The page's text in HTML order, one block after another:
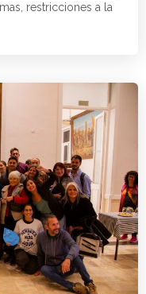
restricciones a la